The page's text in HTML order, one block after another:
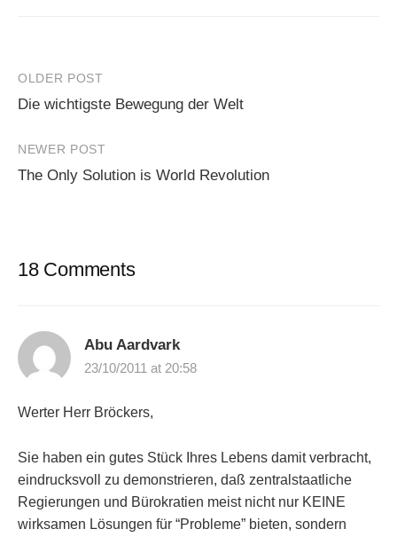
Post
navigation
OLDER POST
Die wichtigste Bewegung der Welt
NEWER POST
The Only Solution is World Revolution
18 Comments
Abu Aardvark
23/10/2011 at 20:58
Werter Herr Bröckers,
Sie haben ein gutes Stück Ihres Lebens damit verbracht,
eindrucksvoll zu demonstrieren, daß zentralstaatliche
Regierungen und Bürokratien meist nicht nur KEINE
wirksamen Lösungen für “Probleme” bieten, sondern